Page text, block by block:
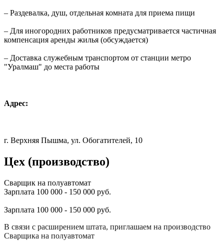
– Раздевалка, душ, отдельная комната для приема пищи
– Для иногородних работников предусматривается частичная
компенсация аренды жилья (обсуждается)
– Доставка служебным транспортом от станции метро
"Уралмаш" до места работы
Адрес:
г. Верхняя Пышма, ул. Обогатителей, 10
Цех (производство)
Сварщик на полуавтомат
Зарплата 100 000 - 150 000 руб.
Зарплата 100 000 - 150 000 руб.
В связи с расширением штата, приглашаем на производство
Сварщика на полуавтомат